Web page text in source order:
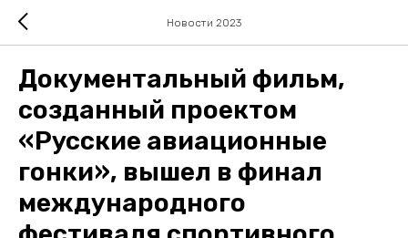
Новости 2023
Документальный фильм,
созданный проектом
«Русские авиационные
гонки», вышел в финал
международного